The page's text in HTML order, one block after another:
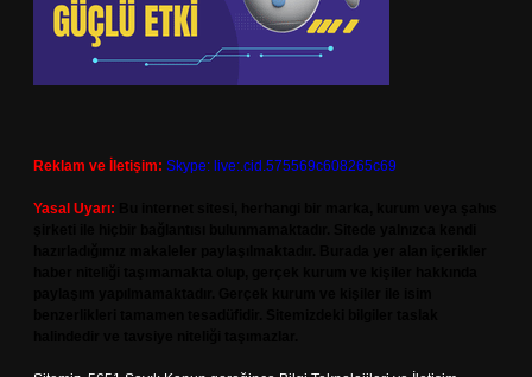
Reklam ve İletişim: Skype: live:.cid.575569c608265c69
Yasal Uyarı: